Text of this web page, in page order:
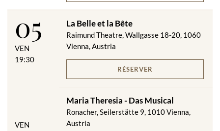
05
VEN
19:30
La Belle et la Bête
Raimund Theatre, Wallgasse 18-20, 1060
Vienna, Austria
RÉSERVER
VEN
Maria Theresia - Das Musical
Ronacher, Seilerstätte 9, 1010 Vienna,
Austria